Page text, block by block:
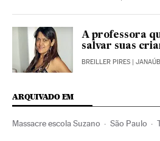
A professora
salvar suas
BREILLER PIRES |
ARQUIVADO EM
Massacre escola Suzano São Paulo